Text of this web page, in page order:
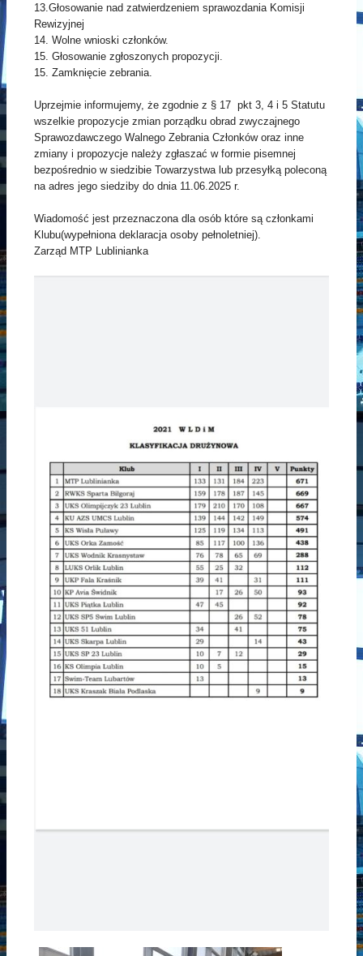
13.Głosowanie nad zatwierdzeniem sprawozdania Komisji
Rewizyjnej
14. Wolne wnioski członków.
15. Głosowanie zgłoszonych propozycji.
15. Zamknięcie zebrania.
Uprzejmie informujemy, że zgodnie z § 17 pkt 3, 4 i 5 Statutu
wszelkie propozycje zmian porządku obrad zwyczajnego
Sprawozdawczego Walnego Zebrania Członków oraz inne
zmiany i propozycje należy zgłaszać w formie pisemnej
bezpośrednio w siedzibie Towarzystwa lub przesyłką poleconą
na adres jego siedziby do dnia 11.06.2025 r.
Wiadomość jest przeznaczona dla osób które są członkami
Klubu(wypełniona deklaracja osoby pełnoletniej).
Zarząd MTP Lublinianka